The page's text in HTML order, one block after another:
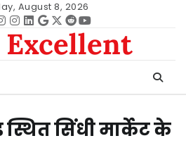
August 8, 2026
Instagram
instagram
Linkedin
google
Twitter
redditYoutube
Excellent
स्थित सिंधी मार्केट के